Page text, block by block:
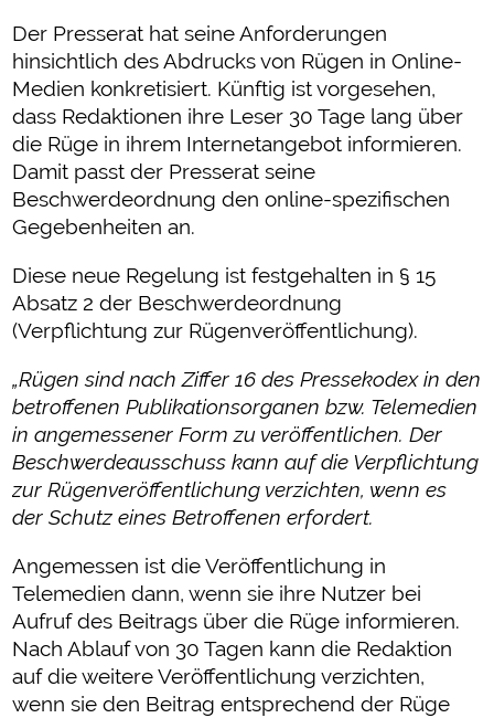
Der Presserat hat seine Anforderungen
hinsichtlich des Abdrucks von Rügen in Online-
Medien konkretisiert. Künftig ist vorgesehen,
dass Redaktionen ihre Leser 30 Tage lang über
die Rüge in ihrem Internetangebot informieren.
Damit passt der Presserat seine
Beschwerdeordnung den online-spezifischen
Gegebenheiten an.
Diese neue Regelung ist festgehalten in § 15
Absatz 2 der Beschwerdeordnung
(Verpflichtung zur Rügenveröffentlichung).
„Rügen sind nach Ziffer 16 des Pressekodex in den
betroffenen Publikationsorganen bzw. Telemedien
in angemessener Form zu veröffentlichen. Der
Beschwerdeausschuss kann auf die Verpflichtung
zur Rügenveröffentlichung verzichten, wenn es
der Schutz eines Betroffenen erfordert.
Angemessen ist die Veröffentlichung in
Telemedien dann, wenn sie ihre Nutzer bei
Aufruf des Beitrags über die Rüge informieren.
Nach Ablauf von 30 Tagen kann die Redaktion
auf die weitere Veröffentlichung verzichten,
wenn sie den Beitrag entsprechend der Rüge